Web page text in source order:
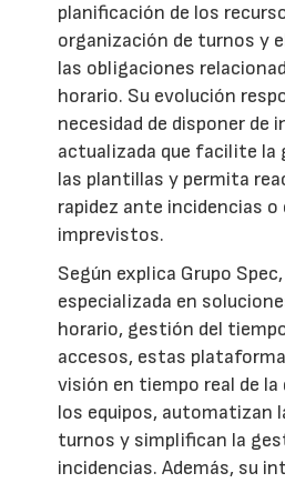
planificación de los
organización de turnos y
las obligaciones
horario. Su evolución
necesidad de disponer de
actualizada que facilite la
las plantillas y permita
rapidez ante incidencias o
imprevistos.
Según explica Grupo
especializada en
horario, gestión del
accesos, estas
visión en tiempo real de la
los equipos, automatizan
turnos y simplifican la
incidencias. Además, su